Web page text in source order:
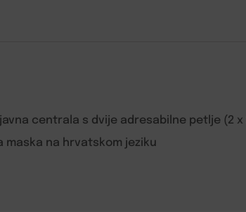
centrala s dvije adresabilne petlje (2
maska na hrvatskom jeziku